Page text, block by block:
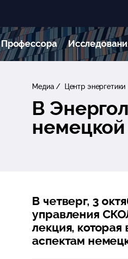
Профессора
Медиа Центр энергетики
В
немецкой
В четверг, 3
управления
лекция,
аспектам